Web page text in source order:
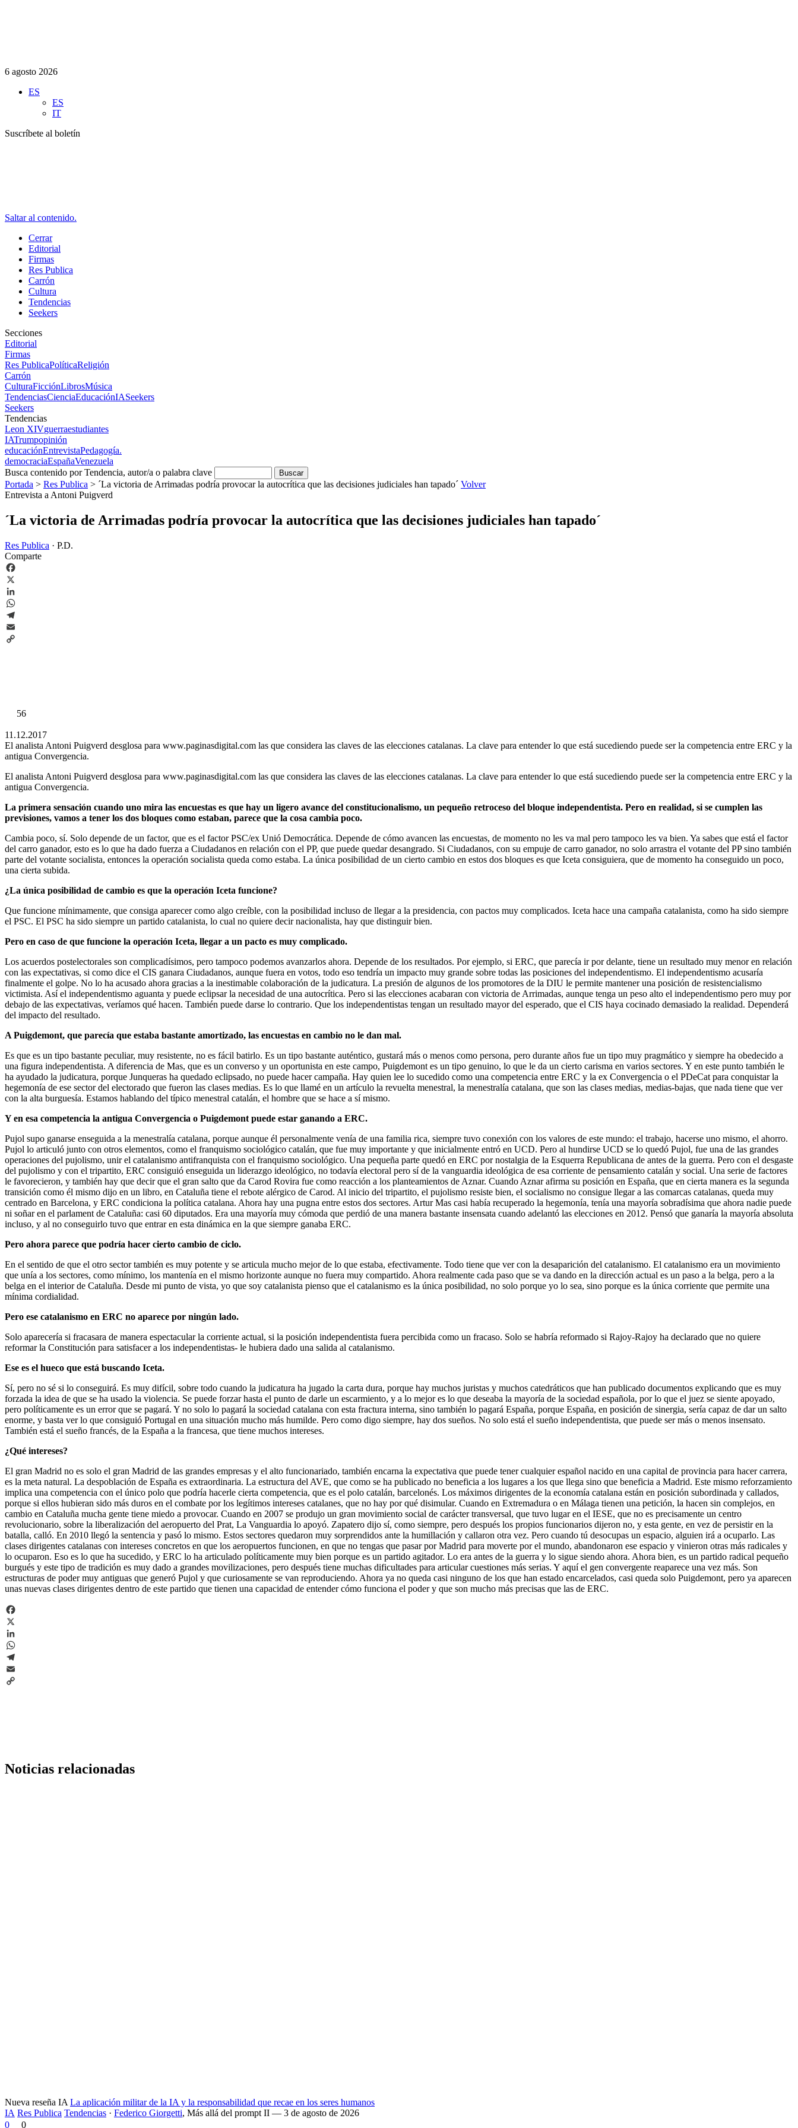
6 agosto 2026
ES
ES
IT
Suscríbete al boletín
Saltar al contenido.
Cerrar
Editorial
Firmas
Res Publica
Carrón
Cultura
Tendencias
Seekers
Secciones
Editorial
Firmas
Res PublicaPolíticaReligión
Carrón
CulturaFicciónLibrosMúsica
TendenciasCienciaEducaciónIASeekers
Seekers
Tendencias
Leon XIVguerraestudiantes
IATrumpopinión
educaciónEntrevistaPedagogía.
democraciaEspañaVenezuela
Busca contenido por Tendencia, autor/a o palabra clave
Portada > Res Publica > ´La victoria de Arrimadas podría provocar la autocrítica que las decisiones judiciales han tapado´ Volver
Entrevista a Antoni Puigverd
´La victoria de Arrimadas podría provocar la autocrítica que las decisiones judiciales han tapado´
Res Publica · P.D.
Comparte
Facebook
X
LinkedIn
WhatsApp
Telegram
Email
56
11.12.2017
El analista Antoni Puigverd desglosa para www.paginasdigital.com las que considera las claves de las elecciones catalanas. La clave para entender lo que está sucediendo puede ser la competencia entre ERC y la
antigua Convergencia.
El analista Antoni Puigverd desglosa para www.paginasdigital.com las que considera las claves de las elecciones catalanas. La clave para entender lo que está sucediendo puede ser la competencia entre ERC y la
antigua Convergencia.
La primera sensación cuando uno mira las encuestas es que hay un ligero avance del constitucionalismo, un pequeño retroceso del bloque independentista. Pero en realidad, si se cumplen las
previsiones, vamos a tener los dos bloques como estaban, parece que la cosa cambia poco.
Cambia poco, sí. Solo depende de un factor, que es el factor PSC/ex Unió Democrática. Depende de cómo avancen las encuestas, de momento no les va mal pero tampoco les va bien. Ya sabes que está el factor
del carro ganador, esto es lo que ha dado fuerza a Ciudadanos en relación con el PP, que puede quedar desangrado. Si Ciudadanos, con su empuje de carro ganador, no solo arrastra el votante del PP sino también
parte del votante socialista, entonces la operación socialista queda como estaba. La única posibilidad de un cierto cambio en estos dos bloques es que Iceta consiguiera, que de momento ha conseguido un poco,
una cierta subida.
¿La única posibilidad de cambio es que la operación Iceta funcione?
Que funcione mínimamente, que consiga aparecer como algo creíble, con la posibilidad incluso de llegar a la presidencia, con pactos muy complicados. Iceta hace una campaña catalanista, como ha sido siempre
el PSC. El PSC ha sido siempre un partido catalanista, lo cual no quiere decir nacionalista, hay que distinguir bien.
Pero en caso de que funcione la operación Iceta, llegar a un pacto es muy complicado.
Los acuerdos postelectorales son complicadísimos, pero tampoco podemos avanzarlos ahora. Depende de los resultados. Por ejemplo, si ERC, que parecía ir por delante, tiene un resultado muy menor en relación
con las expectativas, si como dice el CIS ganara Ciudadanos, aunque fuera en votos, todo eso tendría un impacto muy grande sobre todas las posiciones del independentismo. El independentismo acusaría
finalmente el golpe. No lo ha acusado ahora gracias a la inestimable colaboración de la judicatura. La presión de algunos de los promotores de la DIU le permite mantener una posición de resistencialismo
victimista. Así el independentismo aguanta y puede eclipsar la necesidad de una autocrítica. Pero si las elecciones acabaran con victoria de Arrimadas, aunque tenga un peso alto el independentismo pero muy por
debajo de las expectativas, veríamos qué hacen. También puede darse lo contrario. Que los independentistas tengan un resultado mayor del esperado, que el CIS haya cocinado demasiado la realidad. Dependerá
del impacto del resultado.
A Puigdemont, que parecía que estaba bastante amortizado, las encuestas en cambio no le dan mal.
Es que es un tipo bastante peculiar, muy resistente, no es fácil batirlo. Es un tipo bastante auténtico, gustará más o menos como persona, pero durante años fue un tipo muy pragmático y siempre ha obedecido a
una figura independentista. A diferencia de Mas, que es un converso y un oportunista en este campo, Puigdemont es un tipo genuino, lo que le da un cierto carisma en varios sectores. Y en este punto también le
ha ayudado la judicatura, porque Junqueras ha quedado eclipsado, no puede hacer campaña. Hay quien lee lo sucedido como una competencia entre ERC y la ex Convergencia o el PDeCat para conquistar la
hegemonía de ese sector del electorado que fueron las clases medias. Es lo que llamé en un artículo la revuelta menestral, la menestralía catalana, que son las clases medias, medias-bajas, que nada tiene que ver
con la alta burguesía. Estamos hablando del típico menestral catalán, el hombre que se hace a sí mismo.
Y en esa competencia la antigua Convergencia o Puigdemont puede estar ganando a ERC.
Pujol supo ganarse enseguida a la menestralía catalana, porque aunque él personalmente venía de una familia rica, siempre tuvo conexión con los valores de este mundo: el trabajo, hacerse uno mismo, el ahorro.
Pujol lo articuló junto con otros elementos, como el franquismo sociológico catalán, que fue muy importante y que inicialmente entró en UCD. Pero al hundirse UCD se lo quedó Pujol, fue una de las grandes
operaciones del pujolismo, unir el catalanismo antifranquista con el franquismo sociológico. Una pequeña parte quedó en ERC por nostalgia de la Esquerra Republicana de antes de la guerra. Pero con el desgaste
del pujolismo y con el tripartito, ERC consiguió enseguida un liderazgo ideológico, no todavía electoral pero sí de la vanguardia ideológica de esa corriente de pensamiento catalán y social. Una serie de factores
le favorecieron, y también hay que decir que el gran salto que da Carod Rovira fue como reacción a los planteamientos de Aznar. Cuando Aznar afirma su posición en España, que en cierta manera es la segunda
transición como él mismo dijo en un libro, en Cataluña tiene el rebote alérgico de Carod. Al inicio del tripartito, el pujolismo resiste bien, el socialismo no consigue llegar a las comarcas catalanas, queda muy
centrado en Barcelona, y ERC condiciona la política catalana. Ahora hay una pugna entre estos dos sectores. Artur Mas casi había recuperado la hegemonía, tenía una mayoría sobradísima que ahora nadie puede
ni soñar en el parlament de Cataluña: casi 60 diputados. Era una mayoría muy cómoda que perdió de una manera bastante insensata cuando adelantó las elecciones en 2012. Pensó que ganaría la mayoría absoluta
incluso, y al no conseguirlo tuvo que entrar en esta dinámica en la que siempre ganaba ERC.
Pero ahora parece que podría hacer cierto cambio de ciclo.
En el sentido de que el otro sector también es muy potente y se articula mucho mejor de lo que estaba, efectivamente. Todo tiene que ver con la desaparición del catalanismo. El catalanismo era un movimiento
que unía a los sectores, como mínimo, los mantenía en el mismo horizonte aunque no fuera muy compartido. Ahora realmente cada paso que se va dando en la dirección actual es un paso a la belga, pero a la
belga en el interior de Cataluña. Desde mi punto de vista, yo que soy catalanista pienso que el catalanismo es la única posibilidad, no solo porque yo lo sea, sino porque es la única corriente que permite una
mínima cordialidad.
Pero ese catalanismo en ERC no aparece por ningún lado.
Solo aparecería si fracasara de manera espectacular la corriente actual, si la posición independentista fuera percibida como un fracaso. Solo se habría reformado si Rajoy-Rajoy ha declarado que no quiere
reformar la Constitución para satisfacer a los independentistas- le hubiera dado una salida al catalanismo.
Ese es el hueco que está buscando Iceta.
Sí, pero no sé si lo conseguirá. Es muy difícil, sobre todo cuando la judicatura ha jugado la carta dura, porque hay muchos juristas y muchos catedráticos que han publicado documentos explicando que es muy
forzada la idea de que se ha usado la violencia. Se puede forzar hasta el punto de darle un escarmiento, y a lo mejor es lo que deseaba la mayoría de la sociedad española, por lo que el juez se siente apoyado,
pero políticamente es un error que se pagará. Y no solo lo pagará la sociedad catalana con esta fractura interna, sino también lo pagará España, porque España, en posición de sinergia, sería capaz de dar un salto
enorme, y basta ver lo que consiguió Portugal en una situación mucho más humilde. Pero como digo siempre, hay dos sueños. No solo está el sueño independentista, que puede ser más o menos insensato.
También está el sueño francés, de la España a la francesa, que tiene muchos intereses.
¿Qué intereses?
El gran Madrid no es solo el gran Madrid de las grandes empresas y el alto funcionariado, también encarna la expectativa que puede tener cualquier español nacido en una capital de provincia para hacer carrera,
es la meta natural. La despoblación de España es extraordinaria. La estructura del AVE, que como se ha publicado no beneficia a los lugares a los que llega sino que beneficia a Madrid. Este mismo reforzamiento
implica una competencia con el único polo que podría hacerle cierta competencia, que es el polo catalán, barcelonés. Los máximos dirigentes de la economía catalana están en posición subordinada y callados,
porque si ellos hubieran sido más duros en el combate por los legítimos intereses catalanes, que no hay por qué disimular. Cuando en Extremadura o en Málaga tienen una petición, la hacen sin complejos, en
cambio en Cataluña mucha gente tiene miedo a provocar. Cuando en 2007 se produjo un gran movimiento social de carácter transversal, que tuvo lugar en el IESE, que no es precisamente un centro
revolucionario, sobre la liberalización del aeropuerto del Prat, La Vanguardia lo apoyó. Zapatero dijo sí, como siempre, pero después los propios funcionarios dijeron no, y esta gente, en vez de persistir en la
batalla, calló. En 2010 llegó la sentencia y pasó lo mismo. Estos sectores quedaron muy sorprendidos ante la humillación y callaron otra vez. Pero cuando tú desocupas un espacio, alguien irá a ocuparlo. Las
clases dirigentes catalanas con intereses concretos en que los aeropuertos funcionen, en que no tengas que pasar por Madrid para moverte por el mundo, abandonaron ese espacio y vinieron otras más radicales y
lo ocuparon. Eso es lo que ha sucedido, y ERC lo ha articulado políticamente muy bien porque es un partido agitador. Lo era antes de la guerra y lo sigue siendo ahora. Ahora bien, es un partido radical pequeño
burgués y este tipo de tradición es muy dado a grandes movilizaciones, pero después tiene muchas dificultades para articular cuestiones más serias. Y aquí el gen convergente reaparece una vez más. Son
estructuras de poder muy antiguas que generó Pujol y que curiosamente se van reproduciendo. Ahora ya no queda casi ninguno de los que han estado encarcelados, casi queda solo Puigdemont, pero ya aparecen
unas nuevas clases dirigentes dentro de este partido que tienen una capacidad de entender cómo funciona el poder y que son mucho más precisas que las de ERC.
Facebook
X
LinkedIn
WhatsApp
Telegram
Email
Noticias relacionadas
Nueva reseña IA La aplicación militar de la IA y la responsabilidad que recae en los seres humanos
IA Res Publica Tendencias · Federico Giorgetti, Más allá del prompt II — 3 de agosto de 2026
0
0